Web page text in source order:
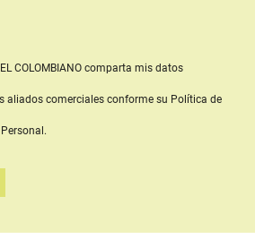
COLOMBIANOcomparta mis datos
aliados comerciales conforme su Política de